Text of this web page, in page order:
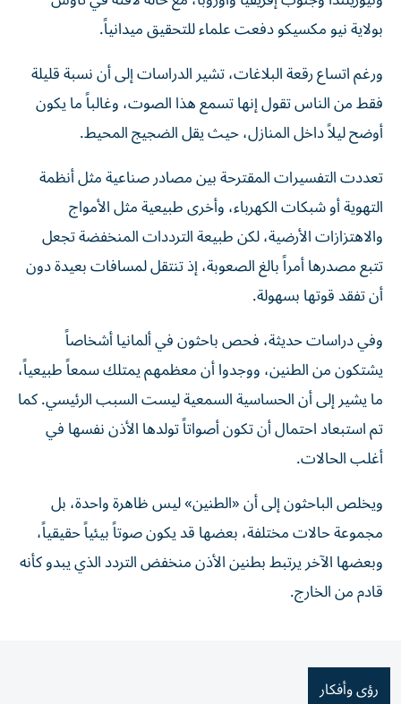
بولاية نيو مكسيكو دفعت علماء للتحقيق ميدانياً.
ورغم اتساع رقعة البلاغات، تشير الدراسات إلى أن نسبة قليلة
فقط من الناس تقول إنها تسمع هذا الصوت، وغالباً ما يكون
أوضح ليلاً داخل المنازل، حيث يقل الضجيج المحيط.
تعددت التفسيرات المقترحة بين مصادر صناعية مثل أنظمة
التهوية أو شبكات الكهرباء، وأخرى طبيعية مثل الأمواج
والاهتزازات الأرضية، لكن طبيعة الترددات المنخفضة تجعل
تتبع مصدرها أمراً بالغ الصعوبة، إذ تنتقل لمسافات بعيدة دون
أن تفقد قوتها بسهولة.
وفي دراسات حديثة، فحص باحثون في ألمانيا أشخاصاً
يشتكون من الطنين، ووجدوا أن معظمهم يمتلك سمعاً طبيعياً،
ما يشير إلى أن الحساسية السمعية ليست السبب الرئيسي. كما
تم استبعاد احتمال أن تكون أصواتاً تولدها الأذن نفسها في
أغلب الحالات.
ويخلص الباحثون إلى أن «الطنين» ليس ظاهرة واحدة، بل
مجموعة حالات مختلفة، بعضها قد يكون صوتاً بيئياً حقيقياً،
وبعضها الآخر يرتبط بطنين الأذن منخفض التردد الذي يبدو كأنه
قادم من الخارج.
رؤى وأفكار